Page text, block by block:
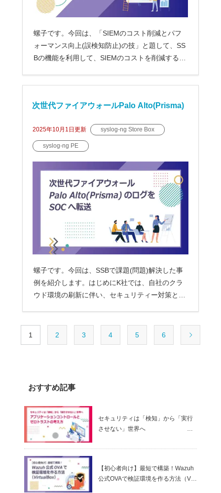
螺子です。今回は、「SIEMのコスト削減とパフ
ォーマンス向上(誤検知防止)の技」と題して、SS
Bの機能を利用して、SIEMのコストを削減する方
次世代ファイアウォールPalo Alto(Prisma)
のログをSOCへ転送！syslog-ng Store Bo
2025年10月1日 更新 syslog-ng Store Box
syslog-ng PE
螺子です。今回は、SSBで課題(問題)解決した事
例を紹介します。はじめにK社では、自社のクラ
ウド環境の刷新に伴い、セキュリティー対策とし
1 2 3 4 5 6
おすすめ記事
セキュリティは「検知」から「実行
させない」世界へ
ゼロトラストの考え方
【初心者向け】最短で構築！Wazuh
公式OVAで検証環境を作る方法（Virt